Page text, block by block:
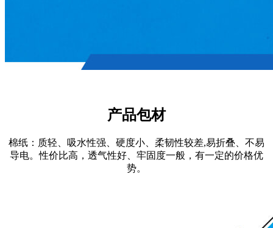
产品包材
棉纸：质轻、吸水性强、硬度小、柔韧性较差,易折叠、不易
导电。性价比高，透气性好、牢固度一般，有一定的价格优
势。